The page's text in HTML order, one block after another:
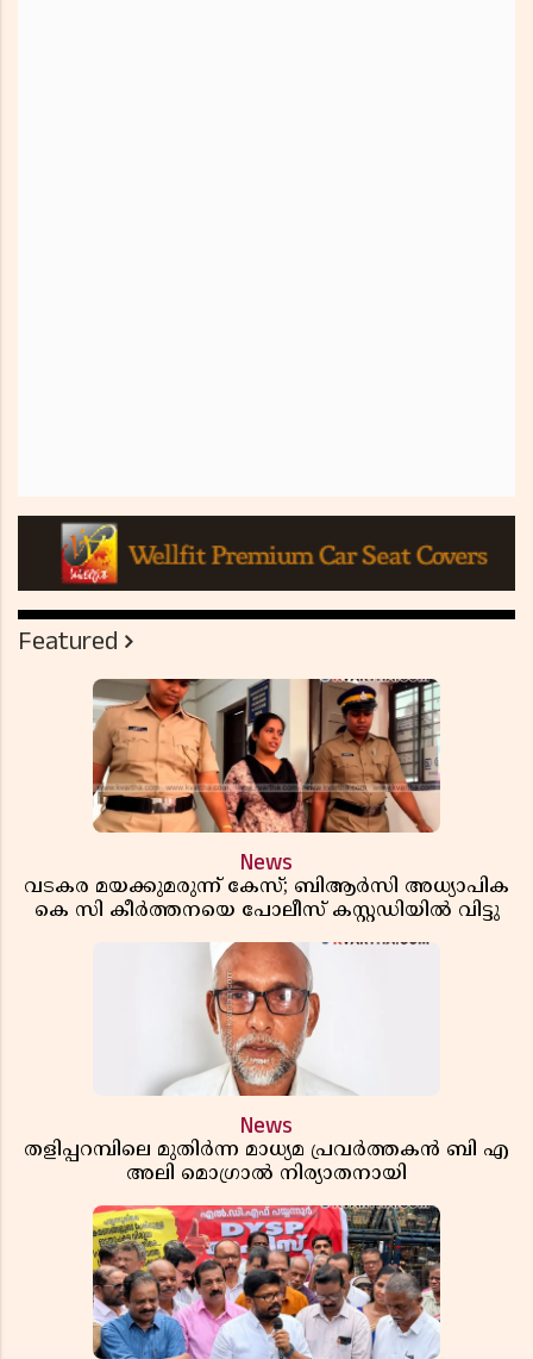
Featured
News
വടകര മയക്കുമരുന്ന് കേസ്; ബിആർസി അധ്യാപിക
കെ സി കീർത്തനയെ പോലീസ് കസ്റ്റഡിയിൽ വിട്ടു
News
തളിപ്പറമ്പിലെ മുതിർന്ന മാധ്യമ പ്രവർത്തകൻ ബി എ
അലി മൊഗ്രാൽ നിര്യാതനായി